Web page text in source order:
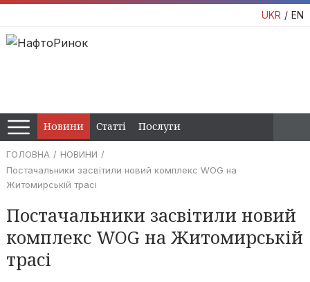
UKR EN
Новини Статті Послуги
ГОЛОВНА
НОВИНИ
Постачальники засвітили новий комплекс WOG на
Житомирській трасі
Постачальники засвітили новий
комплекс WOG на Житомирській
трасі